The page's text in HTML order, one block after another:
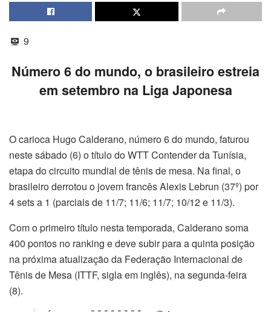
9
Número 6 do mundo, o brasileiro estreia
em setembro na Liga Japonesa
O carioca Hugo Calderano, número 6 do mundo, faturou
neste sábado (6) o título do WTT Contender da Tunísia,
etapa do circuito mundial de tênis de mesa. Na final, o
brasileiro derrotou o jovem francês Alexis Lebrun (37º) por
4 sets a 1 (parciais de 11/7; 11/6; 11/7; 10/12 e 11/3).
Com o primeiro título nesta temporada, Calderano soma
400 pontos no ranking e deve subir para a quinta posição
na próxima atualização da Federação Internacional de
Tênis de Mesa (ITTF, sigla em inglês), na segunda-feira
(8).